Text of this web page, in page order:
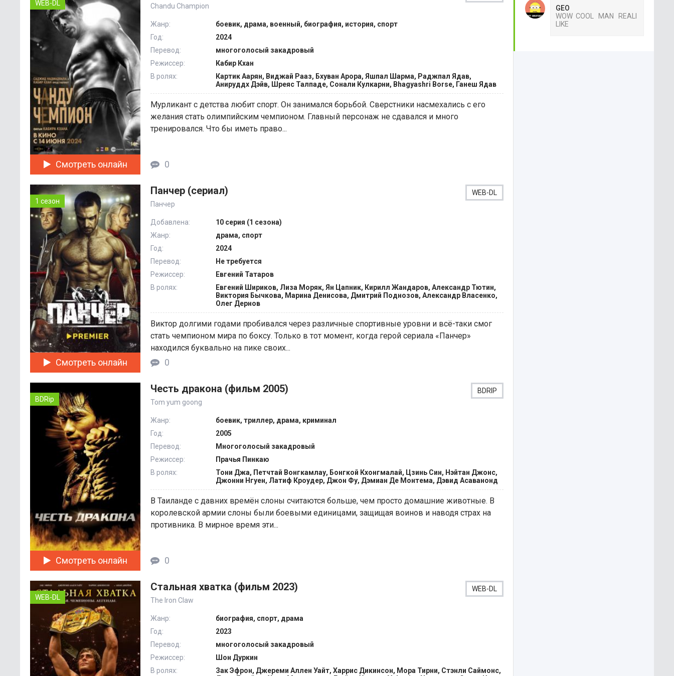
WEB-DL Chandu Champion
Жанр:
боевик, драма, военный, биография, история, спорт
Год:
2024
Перевод:
многоголосый закадровый
Режиссер:
Кабир Кхан
В ролях:
Картик Аарян, Виджай Рааз, Бхуван Арора, Яшпал Шарма, Раджпал Ядав,
Анируддх Дэйв, Шреяс Талпаде, Сонали Кулкарни, Bhagyashri Borse, Ганеш Ядав
Мурликант с детства любит спорт. Он занимался борьбой. Сверстники насмехались с его
желания стать олимпийским чемпионом. Главный персонаж не сдавался и много
тренировался. Что бы иметь право...
Смотреть онлайн 0
1 сезон
Панчер (сериал)
Панчер
WEB-DL
Добавлена:
10 серия (1 сезона)
Жанр:
драма, спорт
Год:
2024
Перевод:
Не требуется
Режиссер:
Евгений Татаров
В ролях:
Евгений Шириков, Лиза Моряк, Ян Цапник, Кирилл Жандаров, Александр Тютин,
Виктория Бычкова, Марина Денисова, Дмитрий Поднозов, Александр Власенко,
Олег Дернов
Виктор долгими годами пробивался через различные спортивные уровни и всё-таки смог
стать чемпионом мира по боксу. Только в тот момент, когда герой сериала «Панчер»
находился буквально на пике своих...
Смотреть онлайн 0
BDRip
Честь дракона (фильм 2005)
Tom yum goong
BDRIP
Жанр:
боевик, триллер, драма, криминал
Год:
2005
Перевод:
Многоголосый закадровый
Режиссер:
Прачья Пинкаю
В ролях:
Тони Джа, Петчтай Вонгкамлау, Бонгкой Кхонгмалай, Цзинь Син, Нэйтан Джонс,
Джонни Нгуен, Латиф Кроудер, Джон Фу, Дэмиан Де Монтема, Дэвид Асаванонд
В Таиланде с давних времён слоны считаются больше, чем просто домашние животные. В
королевской армии слоны были боевыми единицами, защищая воинов и наводя страх на
противника. В мирное время эти...
Смотреть онлайн 0
WEB-DL
Стальная хватка (фильм 2023)
The Iron Claw
WEB-DL
Жанр:
биография, спорт, драма
Год:
2023
Перевод:
многоголосый закадровый
Режиссер:
Шон Дуркин
В ролях:
Зак Эфрон, Джереми Аллен Уайт, Харрис Дикинсон, Мора Тирни, Стэнли Саймонс,
GEO
WOW COOL MAN REALI
LIKE